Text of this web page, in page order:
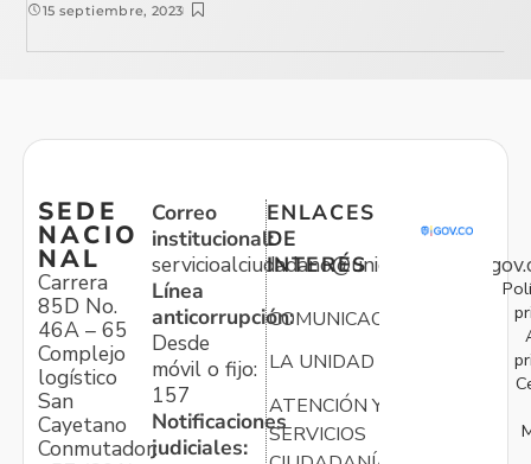
15 septiembre, 2023
SEDE
NACIO
NAL
Carrera
85D No.
46A – 65
Complejo
logístico
San
Cayetano
Conmutador:
Correo
institucional:
Línea
anticorrupción:
Desde
móvil o fijo:
157
Notificaciones
judiciales:
ENLACES
DE
INTERÉS
COMUNICACIONES
LA UNIDAD
ATENCIÓN Y
SERVICIOS